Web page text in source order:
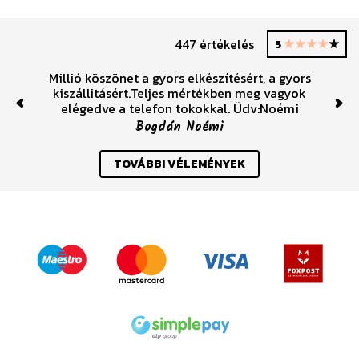
447 értékelés 5
Millió köszönet a gyors elkészítésért, a gyors
kiszállitásért.Teljes mértékben meg vagyok
elégedve a telefon tokokkal. Üdv:Noémi
Bogdán Noémi
Previous
TOVÁBBI VÉLEMÉNYEK